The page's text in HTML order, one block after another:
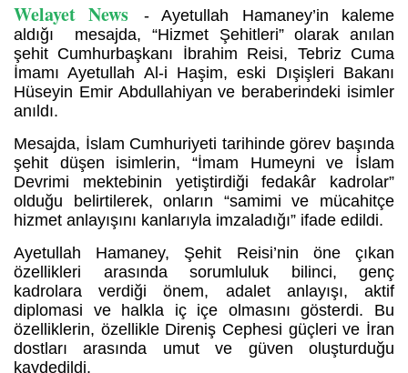
Welayet News
- Ayetullah Hamaney’in kaleme
aldığı mesajda, “Hizmet Şehitleri” olarak anılan
şehit Cumhurbaşkanı İbrahim Reisi, Tebriz Cuma
İmamı Ayetullah Al-i Haşim, eski Dışişleri Bakanı
Hüseyin Emir Abdullahiyan ve beraberindeki isimler
anıldı.
Mesajda, İslam Cumhuriyeti tarihinde görev başında
şehit düşen isimlerin, “İmam Humeyni ve İslam
Devrimi mektebinin yetiştirdiği fedakâr kadrolar”
olduğu belirtilerek, onların “samimi ve mücahitçe
hizmet anlayışını kanlarıyla imzaladığı” ifade edildi.
Ayetullah Hamaney, Şehit Reisi’nin öne çıkan
özellikleri arasında sorumluluk bilinci, genç
kadrolara verdiği önem, adalet anlayışı, aktif
diplomasi ve halkla iç içe olmasını gösterdi. Bu
özelliklerin, özellikle Direniş Cephesi güçleri ve İran
dostları arasında umut ve güven oluşturduğu
kaydedildi.